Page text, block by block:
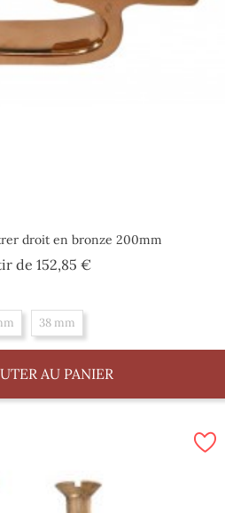
droit en bronze 200mm
de 152,85 €Prix
38 mm
AU PANIER